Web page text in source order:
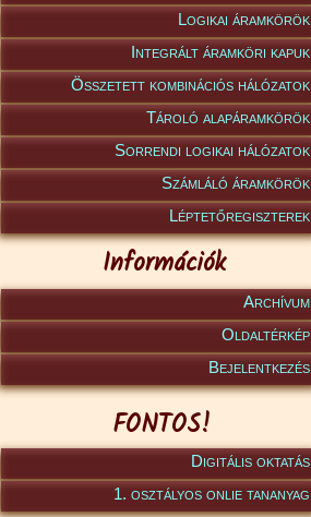
Logikai áramkörök
Integrált áramköri kapuk
Összetett kombinációs hálózatok
Tároló alapáramkörök
Sorrendi logikai hálózatok
Számláló áramkörök
Léptetőregiszterek
Információk
Archívum
Oldaltérkép
Bejelentkezés
FONTOS!
Digitális oktatás
1. osztályos onlie tananyag